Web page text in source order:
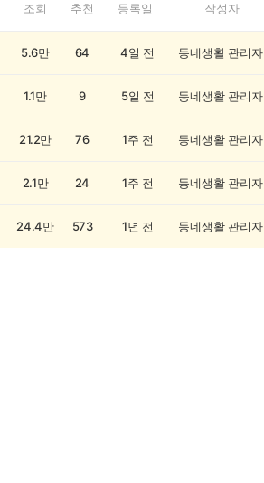
조회 추천 등록일 작성자
5.6만 64 4일 전 동네생활 관리자
1.1만 9 5일 전 동네생활 관리자
21.2만 76 1주 전 동네생활 관리자
2.1만 24 1주 전 동네생활 관리자
24.4만 573 1년 전 동네생활 관리자